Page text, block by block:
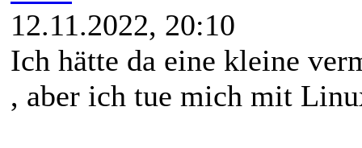
12.11.2022, 20:10
Ich hätte da eine kleine
, aber ich tue mich mit